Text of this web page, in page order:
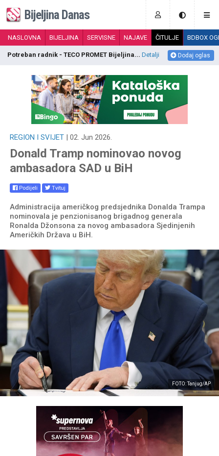
Bijeljina Danas
NASLOVNA BIJELJINA SERVISNE NAJAVE ČITULJE BDBOX
Dodaj oglas
Potreban radnik - TECO PROMET Bijeljina... Detalji
REGION I SVIJET | 02. Jun 2026.
Donald Tramp nominovao novog
ambasadora SAD u BiH
Podijeli Tvituj
Administracija američkog predsjednika Donalda Trampa
nominovala je penzionisanog brigadnog generala
Ronalda Džonsona za novog ambasadora Sjedinjenih
Američkih Država u BiH.
FOTO: Tanjug/AP